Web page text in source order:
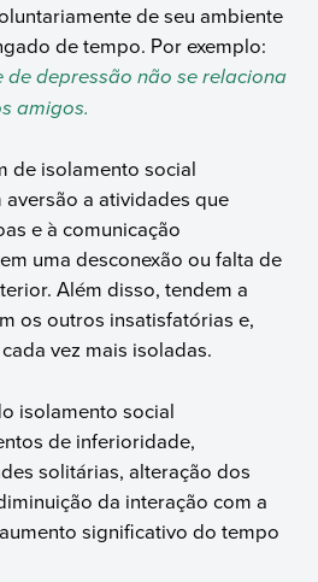
de seu ambiente
de tempo. Por exemplo:
de depressão não se relaciona
amigos.
de isolamento social
a atividades que
e à comunicação
uma desconexão ou falta de
Além disso, tendem a
os outros insatisfatórias e,
vez mais isoladas.
isolamento social
de inferioridade,
solitárias, alteração dos
da interação com a
significativo do tempo